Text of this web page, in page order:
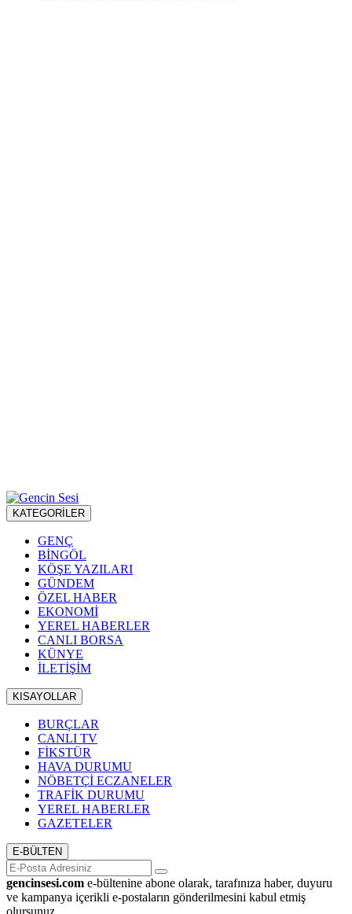
KATEGORİLER
GENÇ
BİNGÖL
KÖŞE YAZILARI
GÜNDEM
ÖZEL HABER
EKONOMİ
YEREL HABERLER
CANLI BORSA
KÜNYE
İLETİŞİM
KISAYOLLAR
BURÇLAR
CANLI TV
FİKSTÜR
HAVA DURUMU
NÖBETÇİ ECZANELER
TRAFİK DURUMU
YEREL HABERLER
GAZETELER
E-BÜLTEN
gencinsesi.com e-bültenine abone olarak, tarafınıza haber, duyuru
ve kampanya içerikli e-postaların gönderilmesini kabul etmiş
olursunuz.